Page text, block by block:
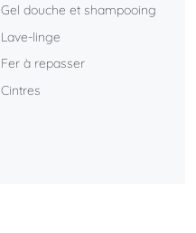
Gel douche et shampooing
Lave-linge
Fer à repasser
Cintres